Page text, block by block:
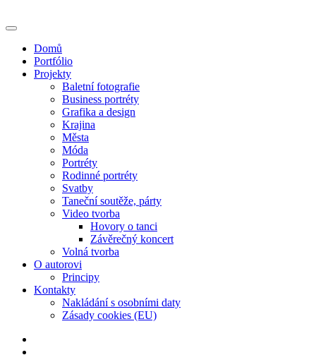
to
Domů
Portfólio
Projekty
Baletní fotografie
Business portréty
Grafika a design
Krajina
Města
Móda
Portréty
Rodinné portréty
Svatby
Taneční soutěže, párty
Video tvorba
Hovory o tanci
Závěrečný koncert
Volná tvorba
O autorovi
Principy
Kontakty
Nakládání s osobními daty
Zásady cookies (EU)